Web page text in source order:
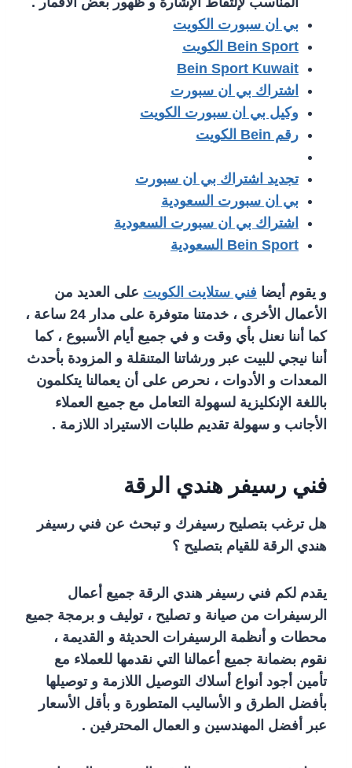
بي ان سبورت الكويت
Bein Sport الكويت
Bein Sport Kuwait
اشتراك بي ان سبورت
وكيل بي ان سبورت الكويت
رقم Bein الكويت
تجديد اشتراك بي ان سبورت
بي ان سبورت السعودية
اشتراك بي ان سبورت السعودية
Bein Sport السعودية
و يقوم أيضا فني ستلايت الكويت على العديد من
الأعمال الأخرى ، خدمتنا متوفرة على مدار 24 ساعة ،
كما أننا نعنل بأي وقت و في جميع أيام الأسبوع ، كما
أننا نيجي للبيت عبر ورشاتنا المتنقلة و المزودة بأحدث
المعدات و الأدوات ، نحرص على أن يعمالنا يتكلمون
باللغة الإنكليزية لسهولة التعامل مع جميع العملاء
الأجانب و سهولة تقديم طلبات الاستيراد اللازمة .
فني رسيفر هندي الرقة
هل ترغب بتصليح رسيفرك و تبحث عن فني رسيفر
هندي الرقة للقيام بتصليح ؟
يقدم لكم فني رسيفر هندي الرقة جميع أعمال
الرسيفرات من صيانة و تصليح ، توليف و برمجة جميع
محطات و أنظمة الرسيفرات الحديثة و القديمة ،
نقوم بضمانة جميع أعمالنا التي نقدمها للعملاء مع
تأمين أجود أنواع أسلاك التوصيل اللازمة و توصيلها
بأفضل الطرق و الأساليب المتطورة و بأقل الأسعار
عبر أفضل المهندسين و العمال المحترفين .